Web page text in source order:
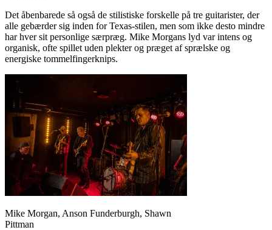
Det åbenbarede så også de stilistiske forskelle på tre guitarister, der
alle gebærder sig inden for Texas-stilen, men som ikke desto mindre
har hver sit personlige særpræg. Mike Morgans lyd var intens og
organisk, ofte spillet uden plekter og præget af sprælske og
energiske tommelfingerknips.
Mike Morgan, Anson Funderburgh, Shawn
Pittman